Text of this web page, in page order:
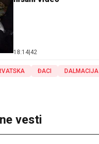
18:14 42
ĐACI
DALMACIJA
vesti